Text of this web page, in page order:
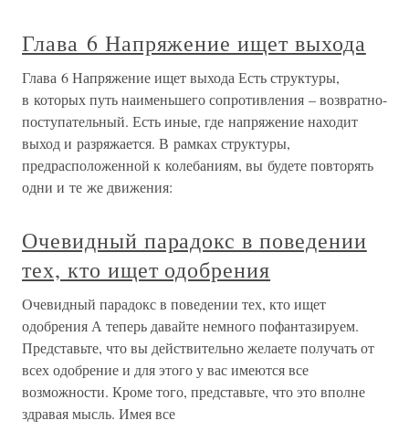
Глава 6 Напряжение ищет выхода
Глава 6 Напряжение ищет выхода Есть структуры,
в которых путь наименьшего сопротивления – возвратно-
поступательный. Есть иные, где напряжение находит
выход и разряжается. В рамках структуры,
предрасположенной к колебаниям, вы будете повторять
одни и те же движения:
Очевидный парадокс в поведении
тех, кто ищет одобрения
Очевидный парадокс в поведении тех, кто ищет
одобрения А теперь давайте немного пофантазируем.
Представьте, что вы действительно желаете получать от
всех одобрение и для этого у вас имеются все
возможности. Кроме того, представьте, что это вполне
здравая мысль. Имея все